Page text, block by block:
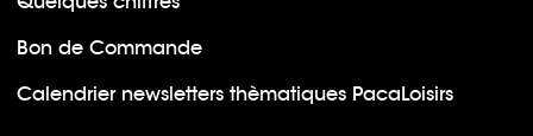
Bon de Commande
Calendrier newsletters thèmatiques PacaLoisirs